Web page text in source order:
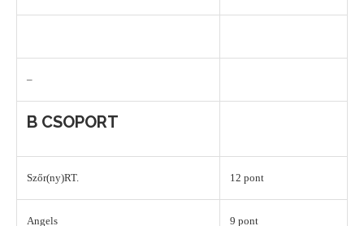
–
B CSOPORT
Szőr(ny)RT. 12 pont
Angels 9 pont